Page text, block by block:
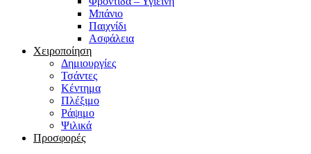
Μπάνιο
Παιχνίδι
Ασφάλεια
Χειροποίηση
Δημιουργίες
Τσάντες
Κέντημα
Πλέξιμο
Ράψιμο
Ψιλικά
Προσφορές